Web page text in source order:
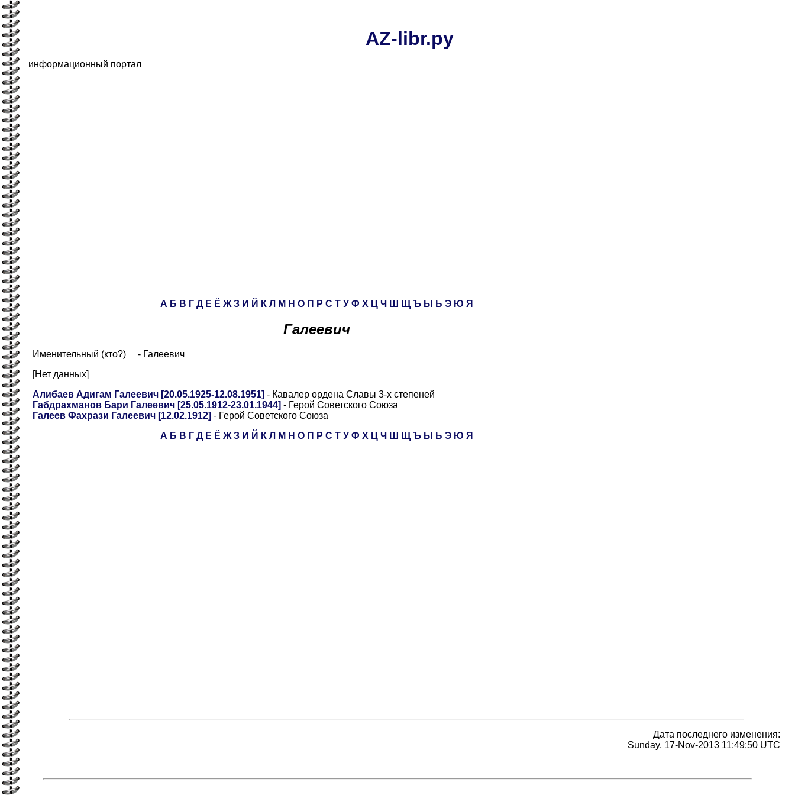
AZ-libr.ру
информационный портал
А Б В Г Д Е Ё Ж З И Й К Л М Н О П Р С Т У Ф Х Ц Ч Ш Щ Ъ Ы Ь Э Ю Я
Галеевич
Именительный (кто?) - Галеевич
[Нет данных]
Алибаев Адигам Галеевич [20.05.1925-12.08.1951] - Кавалер ордена Славы 3-х степеней
Габдрахманов Бари Галеевич [25.05.1912-23.01.1944] - Герой Советского Союза
Галеев Фахрази Галеевич [12.02.1912] - Герой Советского Союза
А Б В Г Д Е Ё Ж З И Й К Л М Н О П Р С Т У Ф Х Ц Ч Ш Щ Ъ Ы Ь Э Ю Я
Дата последнего изменения:
Sunday, 17-Nov-2013 11:49:50 UTC